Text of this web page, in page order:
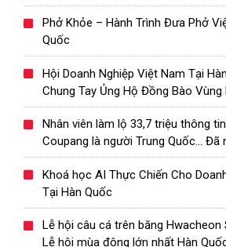
Phở Khỏe – Hành Trình Đưa Phở
Quốc
Hội Doanh Nghiệp Việt Nam Tại
Chung Tay Ủng Hộ Đồng Bào Vùng
Nhân viên làm lộ 33,7 triệu thông
Coupang là người Trung Quốc… Đã
Hàn Quốc
Khoá học AI Thực Chiến Cho
Tại Hàn Quốc
Lễ hội câu cá trên băng Hwacheon
Lễ hội mùa đông lớn nhất Hàn